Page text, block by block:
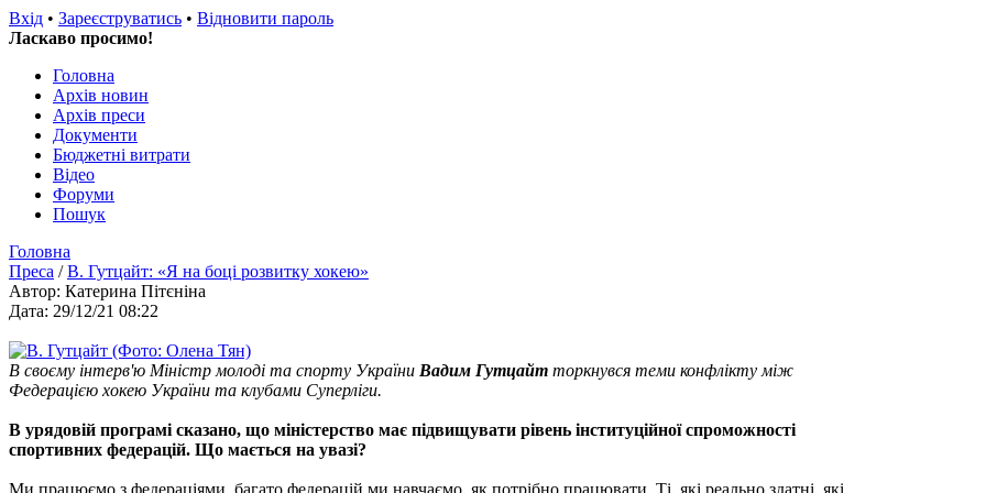
Вхід • Зареєструватись • Відновити пароль
Ласкаво просимо!
Головна
Архів новин
Архів преси
Документи
Бюджетні витрати
Відео
Форуми
Пошук
Головна
Преса /В. Гутцайт: «Я на боці розвитку хокею»
Автор: Катерина Пітєніна
Дата: 29/12/21 08:22
В своєму інтерв'ю Міністр молоді та спорту України Вадим Гутцайт торкнувся теми конфлікту між
Федерацією хокею України та клубами Суперліги.
В урядовій програмі сказано, що міністерство має підвищувати рівень інституційної спроможності
спортивних федерацій. Що мається на увазі?
Ми працюємо з федераціями, багато федерацій ми навчаємо, як потрібно працювати. Ті, які реально здатні, які